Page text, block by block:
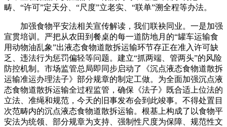
畴、“许可”定天分、“尺度”立老实、“联单”溯全程等办法。
加强食物平安法相关宣传解读，我们联袂同业。一是加强
宣贯培训。严把从农田到餐桌的每一道防地月的“罐车运输食
用动物油乱象”出液态食物道散拆运输环节存正在准入许可缺
乏、违法行为惩罚偏轻等问题。建立“抓两端、管两头”的风险
防控机制。市场监管总局即同步启动了《沉点液态食物道散拆
运输准运办理法子》部分规章的制定工做。为全面加强沉点液
态食物道散拆运输全过程监管，确保《法子》既合适上位法的
立法、准绳和规范，今天的旧事发布会到此竣事。不得处置目
次范畴内的沉点液态食物道散拆运输。根基上构成了以食物平
安法为统领、部分规章为支持、强制性尺度为保障、规范性文